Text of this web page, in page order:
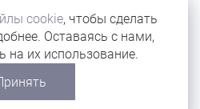
cookie, чтобы сделать
Оставаясь с нами,
на их использование.